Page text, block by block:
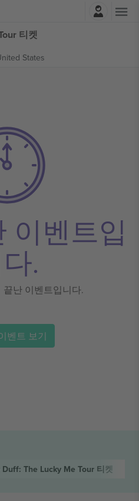
티켓
States
이벤트입
.
난 이벤트입니다.
벤트 보기
The Lucky Me Tour 티켓